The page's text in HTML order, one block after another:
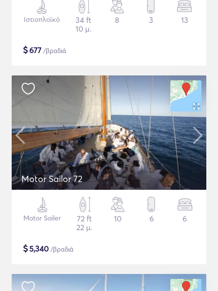
Ιστιοπλοϊκό
34 ft
10 μ.
8 3 13
$677 /βραδιά
Motor Sailor 72
Motor Sailer
72 ft
22 μ.
10 6 6
$5,340 /βραδιά